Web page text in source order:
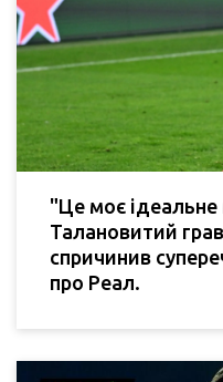
"Це моє ідеальне
Талановитий
спричинив
про Реал.